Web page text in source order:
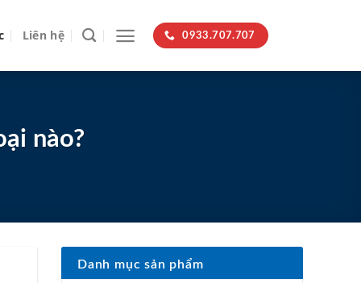
Liên hệ 0933.707.707
nào?
Danh mục sản phẩm